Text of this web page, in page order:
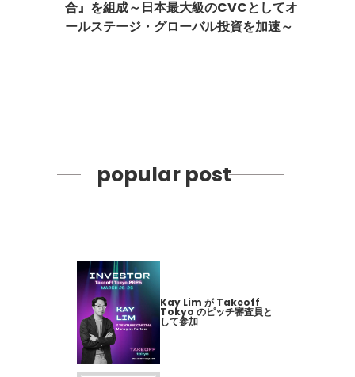
合』を組成～日本最大級のCVCとしてオ
ールステージ・グローバル投資を加速～
popular post
Kay Lim が Takeoff
Tokyo のピッチ審査員と
して参加